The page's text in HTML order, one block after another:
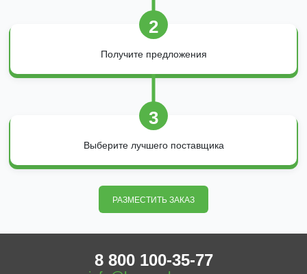
2
Получите предложения
3
Выберите лучшего поставщика
РАЗМЕСТИТЬ ЗАКАЗ
8 800 100-35-77